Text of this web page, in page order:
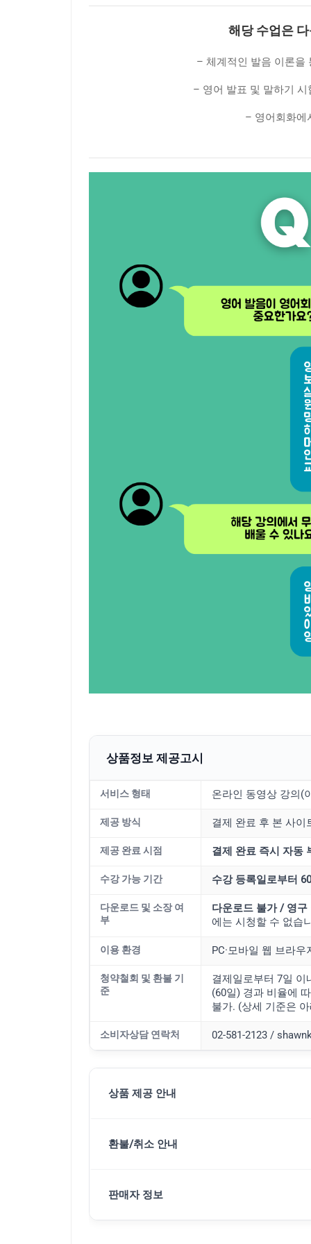
해당 수업은
– 체계적인 발음 이론을
– 영어 발표 및 말하기
– 영어회화에
상품정보 제공고시
서비스 형태 온라인 동영상 강의(
제공 방식 결제 완료 후 본 사이
제공 완료 시점 결제 완료 즉시 자동
수강 가능 기간 수강 등록일로부터
다운로드 및 소장 여
부
다운로드 불가 / 영구
에는 시청할 수 없습
이용 환경 PC·모바일 웹 브라
청약철회 및 환불 기
준
결제일로부터 7일 이
(60일) 경과 비율에
불가. (상세 기준은
소비자상담 연락처 02-581-2123 /
상품 제공 안내
환불/취소 안내
판매자 정보